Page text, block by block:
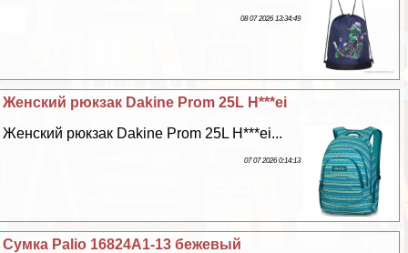
08 07 2026 13:34:49
Женский рюкзак Dakine Prom 25L H***ei
Женский рюкзак Dakine Prom 25L H***ei...
07 07 2026 0:14:13
Сумка Palio 16824A1-13 бежевый